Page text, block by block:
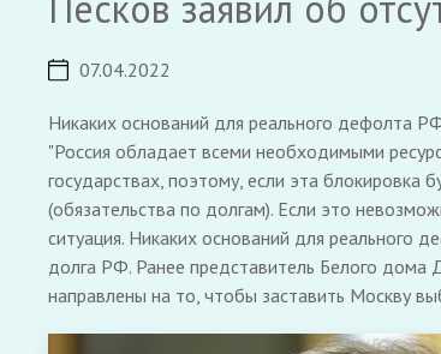
07.04.2022
Никаких оснований для реального дефолта
"Россия обладает всеми необходимыми
государствах, поэтому, если эта блокировка
(обязательства по долгам). Если это
ситуация. Никаких оснований для реального
долга РФ. Ранее представитель Белого дома
направлены на то, чтобы заставить Москву